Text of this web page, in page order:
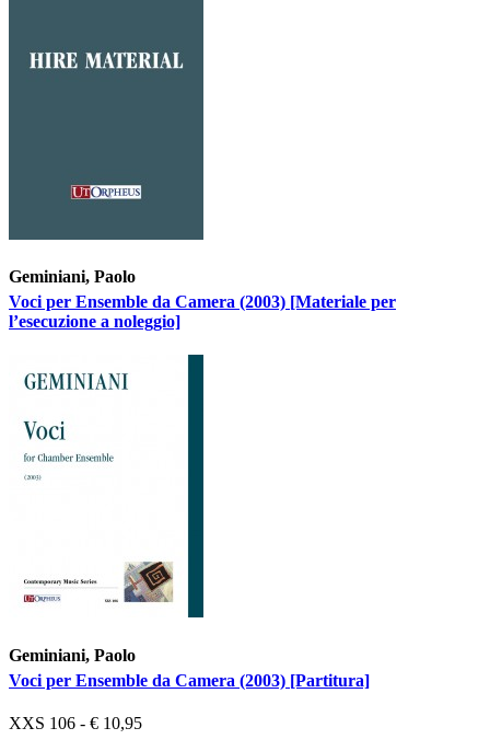
Geminiani, Paolo
Voci per Ensemble da Camera (2003) [Materiale per
l’esecuzione a noleggio]
Geminiani, Paolo
Voci per Ensemble da Camera (2003) [Partitura]
XXS 106 - € 10,95